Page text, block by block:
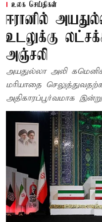
உலக செய்திகள்
ஈரானில்
உடலுக்கு
அஞ்சலி
அயதுல்லா அலி
மரியாதை
அதிகாரப்பூர்வமாக